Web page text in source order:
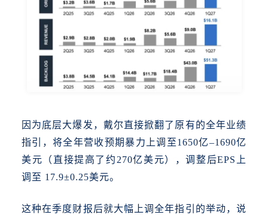
因为底层大爆发，戴尔直接掀翻了原有的全年业绩
指引，将全年营收预期暴力上调至1650亿–1690亿
美元（直接提高了约270亿美元），调整后EPS上
调至 17.9±0.25美元。
这种在季度财报后就大幅上调全年指引的举动，说